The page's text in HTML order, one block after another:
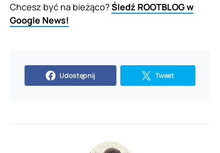
Chcesz być na bieżąco?Śledź ROOTBLOG w
Google News!
Udostępnij Tweet